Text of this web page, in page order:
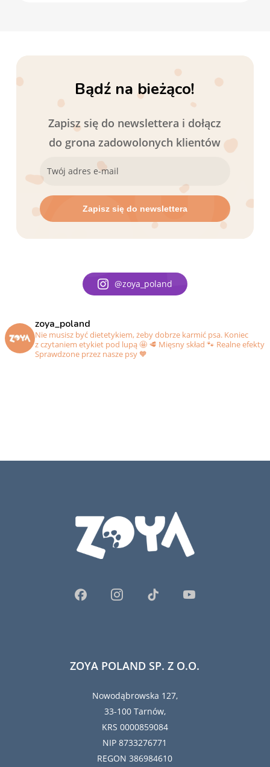
Bądź na bieżąco!
Zapisz się do newslettera i dołącz
do grona zadowolonych klientów
@zoya_poland
zoya_poland
Nie musisz być dietetykiem, żeby dobrze karmić psa. Koniec
z czytaniem etykiet pod lupą 🤩🥩 Mięsny skład 🐾 Realne efekty
Sprawdzone przez nasze psy 🧡
ZOYA POLAND SP. Z O.O.
Nowodąbrowska 127,
33-100 Tarnów,
KRS 0000859084
NIP 8733276771
REGON 386984610